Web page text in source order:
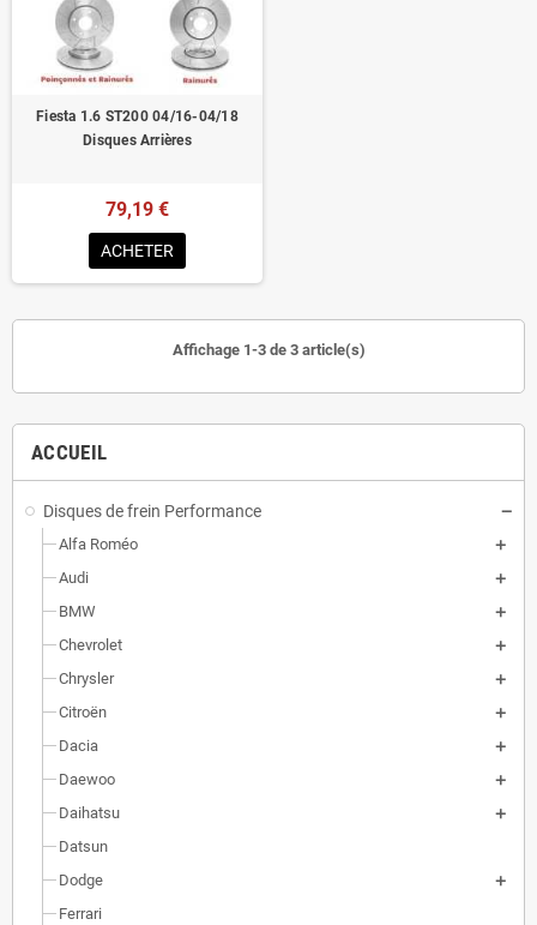
ACCUEIL
Disques de frein Performance
Alfa Roméo
Audi
BMW
Chevrolet
Chrysler
Citroën
Dacia
Daewoo
Daihatsu
Datsun
Dodge
Ferrari
Fiesta 1.6 ST200 04/16-04/18
Disques Arrières
79,19 €
ACHETER
Affichage 1-3 de 3 article(s)